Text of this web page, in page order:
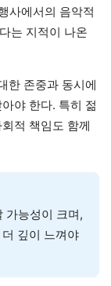
사에서의 음악적
는 지적이 나온
한 존중과 동시에
야 한다. 특히 젊
적 책임도 함께
가능성이 크며,
깊이 느껴야